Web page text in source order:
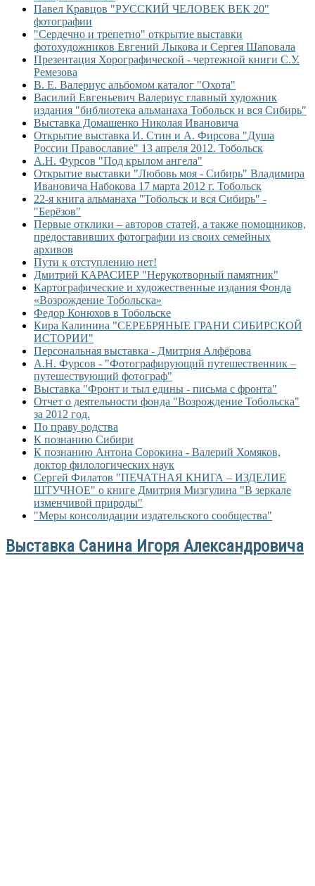
Павел Кравцов "РУССКИЙ ЧЕЛОВЕК ВЕК 20"
фотографии
"Сердечно и трепетно" открытие выставки
фотохудожников Евгений Лыкова и Сергея Шаповала
Презентация Хорографической - чертежной книги С.У.
Ремезова
В. Е. Валериус альбомом каталог "Охота"
Василий Евгеньевич Валериус главный художник
издания "библиотека альманаха Тобольск и вся Сибирь"
Выставка Домашенко Николая Ивановича
Открытие выставка И. Стин и А. Фирсова "Душа
России Православие" 13 апреля 2012. Тобольск
А.Н. Фурсов "Под крылом ангела"
Открытие выставки "Любовь моя - Сибирь" Владимира
Ивановича Набокова 17 марта 2012 г. Тобольск
22-я книга альманаха "Тобольск и вся Сибирь" -
"Берёзов"
Первые отклики – авторов статей, а также помощников,
предоставивших фотографии из своих семейных
архивов
Пути к отступлению нет!
Дмитрий КАРАСИЕР "Нерукотворный памятник"
Картографические и художественные издания Фонда
«Возрождение Тобольска»
Федор Конюхов в Тобольске
Кира Калинина "СЕРЕБРЯНЫЕ ГРАНИ СИБИРСКОЙ
ИСТОРИИ"
Персональная выставка - Дмитрия Алфёрова
А.Н. Фурсов - "Фотографирующий путешественник –
путешествующий фотограф"
Выставка "Фронт и тыл едины - письма с фронта"
Отчет о деятельности фонда "Возрождение Тобольска"
за 2012 год.
По праву родства
К познанию Сибири
К познанию Антона Сорокина - Валерий Хомяков,
доктор филологических наук
Сергей Филатов "ПЕЧАТНАЯ КНИГА – ИЗДЕЛИЕ
ШТУЧНОЕ" о книге Дмитрия Мизгулина "В зеркале
изменчивой природы"
"Меры консолидации издательского сообщества"
Выставка Санина Игоря Александровича